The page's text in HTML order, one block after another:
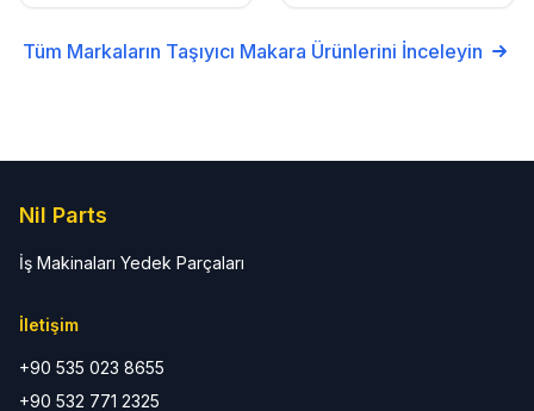
Tüm Markaların Taşıyıcı Makara Ürünlerini İnceleyin
Nil Parts
İş Makinaları Yedek Parçaları
İletişim
+90 535 023 8655
+90 532 771 2325